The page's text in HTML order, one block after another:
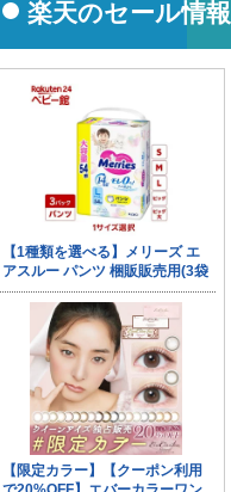
楽天のセール情報